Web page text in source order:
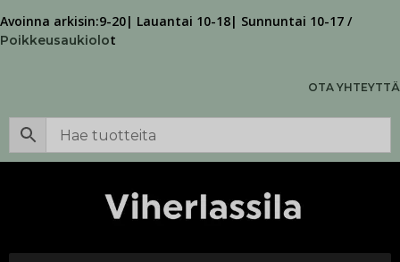
Avoinna arkisin:9-20| Lauantai 10-18| Sunnuntai 10-17 /
Poikkeusaukiolot
OTA YHTEYTTÄ